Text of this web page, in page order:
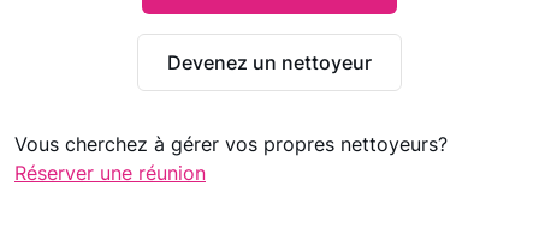
Devenez un nettoyeur
Vous cherchez à gérer vos propres nettoyeurs?
Réserver une réunion